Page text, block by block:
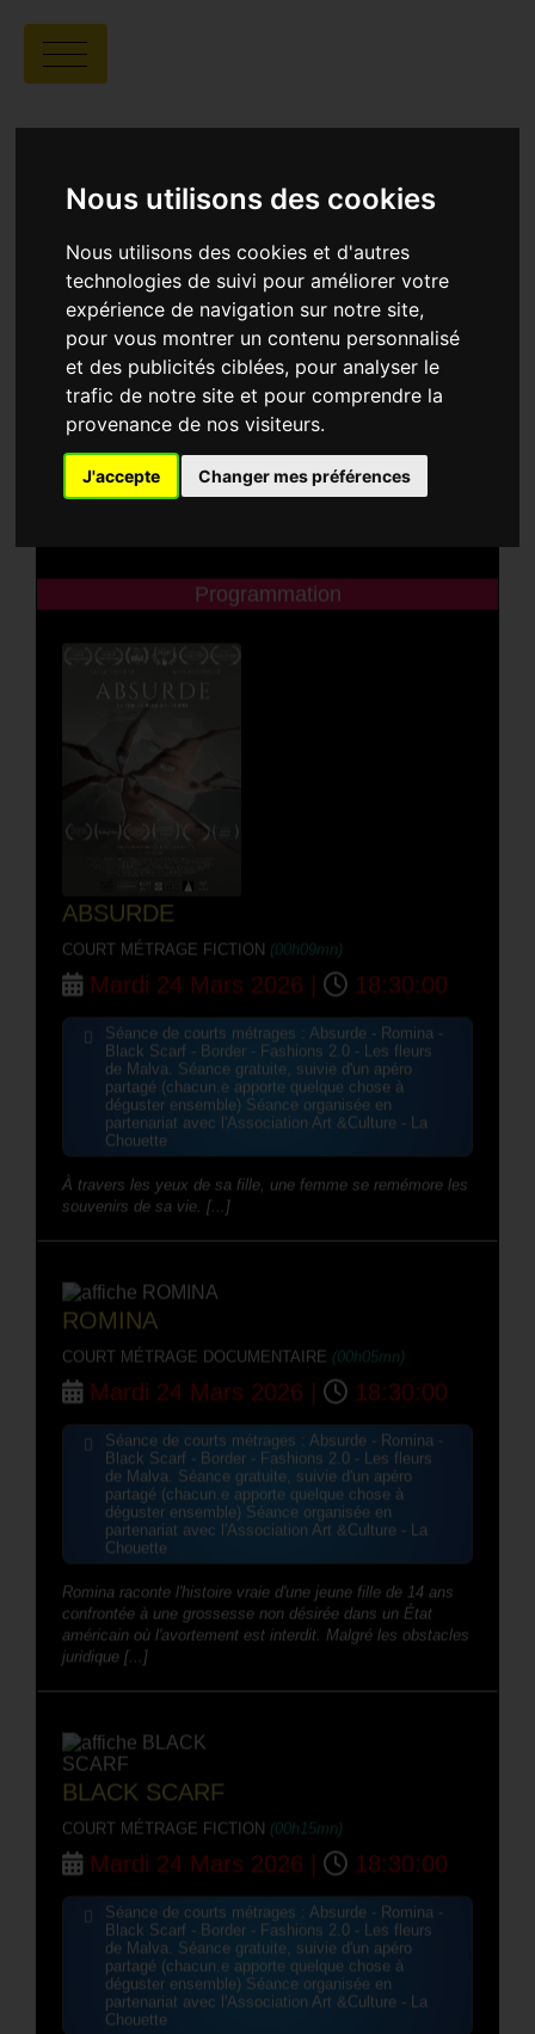
Nous utilisons des cookies
Nous utilisons des cookies et d'autres
technologies de suivi pour améliorer votre
expérience de navigation sur notre site,
pour vous montrer un contenu personnalisé
et des publicités ciblées, pour analyser le
trafic de notre site et pour comprendre la
provenance de nos visiteurs.
J'accepte Changer mes préférences
L'HABITANT - BERGERIE
DU CLOT
Séance chez l'habitant - Bergerie du Clot
Programmation
ABSURDE
COURT MÉTRAGE FICTION (00h09mn)
Mardi 24 Mars 2026 | 18:30:00
Séance de courts métrages : Absurde - Romina -
Black Scarf - Border - Fashions 2.0 - Les fleurs
de Malva. Séance gratuite, suivie d'un apéro
partagé (chacun.e apporte quelque chose à
déguster ensemble) Séance organisée en
partenariat avec l'Association Art &Culture - La
Chouette
À travers les yeux de sa fille, une femme se remémore les
souvenirs de sa vie. [...]
ROMINA
COURT MÉTRAGE DOCUMENTAIRE (00h05mn)
Mardi 24 Mars 2026 | 18:30:00
Séance de courts métrages : Absurde - Romina -
Black Scarf - Border - Fashions 2.0 - Les fleurs
de Malva. Séance gratuite, suivie d'un apéro
partagé (chacun.e apporte quelque chose à
déguster ensemble) Séance organisée en
partenariat avec l'Association Art &Culture - La
Chouette
Romina raconte l'histoire vraie d'une jeune fille de 14 ans
confrontée à une grossesse non désirée dans un État
américain où l'avortement est interdit. Malgré les obstacles
juridique [...]
BLACK SCARF
COURT MÉTRAGE FICTION (00h15mn)
Mardi 24 Mars 2026 | 18:30:00
Séance de courts métrages : Absurde - Romina -
Black Scarf - Border - Fashions 2.0 - Les fleurs
de Malva. Séance gratuite, suivie d'un apéro
partagé (chacun.e apporte quelque chose à
déguster ensemble) Séance organisée en
partenariat avec l'Association Art &Culture - La
Chouette